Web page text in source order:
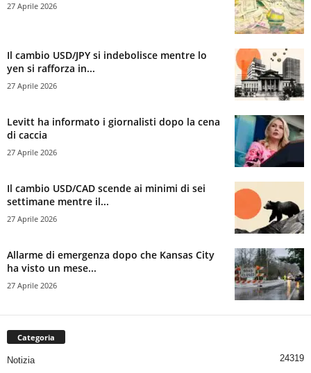
27 Aprile 2026
Il cambio USD/JPY si indebolisce mentre lo
yen si rafforza in...
27 Aprile 2026
Levitt ha informato i giornalisti dopo la cena
di caccia
27 Aprile 2026
Il cambio USD/CAD scende ai minimi di sei
settimane mentre il...
27 Aprile 2026
Allarme di emergenza dopo che Kansas City
ha visto un mese...
27 Aprile 2026
Categoria
Notizia 24319